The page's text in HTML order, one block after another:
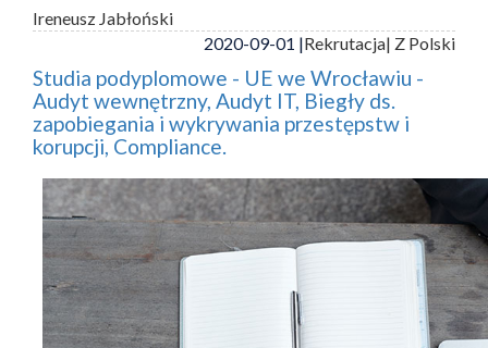
Ireneusz Jabłoński
2020-09-01 |Rekrutacja| Z Polski
Studia podyplomowe - UE we Wrocławiu -
Audyt wewnętrzny, Audyt IT, Biegły ds.
zapobiegania i wykrywania przestępstw i
korupcji, Compliance.